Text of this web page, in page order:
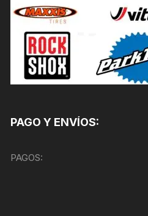
PAGO Y ENVÍOS:
PAGOS: